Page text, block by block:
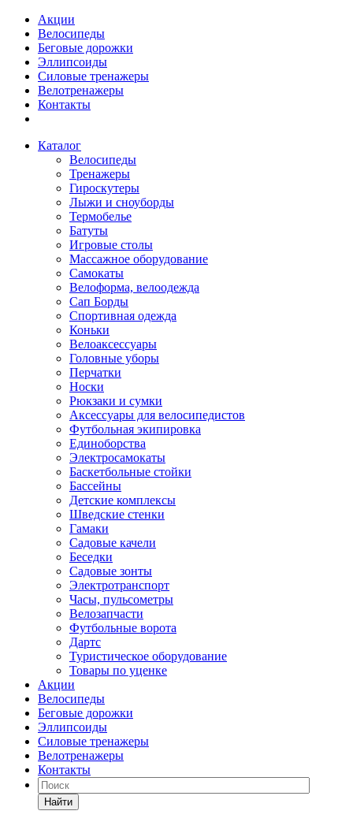
Акции
Велосипеды
Беговые дорожки
Эллипсоиды
Силовые тренажеры
Велотренажеры
Контакты
Каталог
Велосипеды
Тренажеры
Гироскутеры
Лыжи и сноуборды
Термобелье
Батуты
Игровые столы
Массажное оборудование
Самокаты
Велоформа, велоодежда
Сап Борды
Спортивная одежда
Коньки
Велоаксессуары
Головные уборы
Перчатки
Носки
Рюкзаки и сумки
Аксессуары для велосипедистов
Футбольная экипировка
Единоборства
Электросамокаты
Баскетбольные стойки
Бассейны
Детские комплексы
Шведские стенки
Гамаки
Садовые качели
Беседки
Садовые зонты
Электротранспорт
Часы, пульсометры
Велозапчасти
Футбольные ворота
Дартс
Туристическое оборудование
Товары по уценке
Акции
Велосипеды
Беговые дорожки
Эллипсоиды
Силовые тренажеры
Велотренажеры
Контакты
Найти